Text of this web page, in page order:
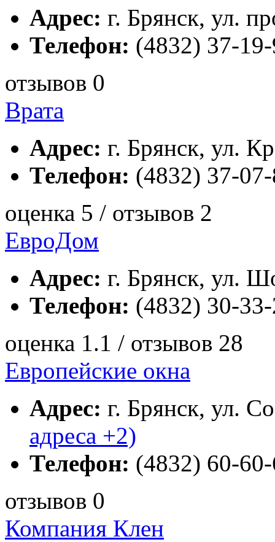
Адрес: г. Брянск, ул.
Телефон: (4832) 37-
отзывов 0
Врата
Адрес: г. Брянск, ул.
Телефон: (4832) 37-
оценка 5 / отзывов 2
ЕвроДом
Адрес: г. Брянск, ул.
Телефон: (4832) 30-
оценка 1.1 / отзывов 28
Европейские окна
Адрес: г. Брянск, ул.
адреса +2)
Телефон: (4832) 60-
отзывов 0
Компания Клен